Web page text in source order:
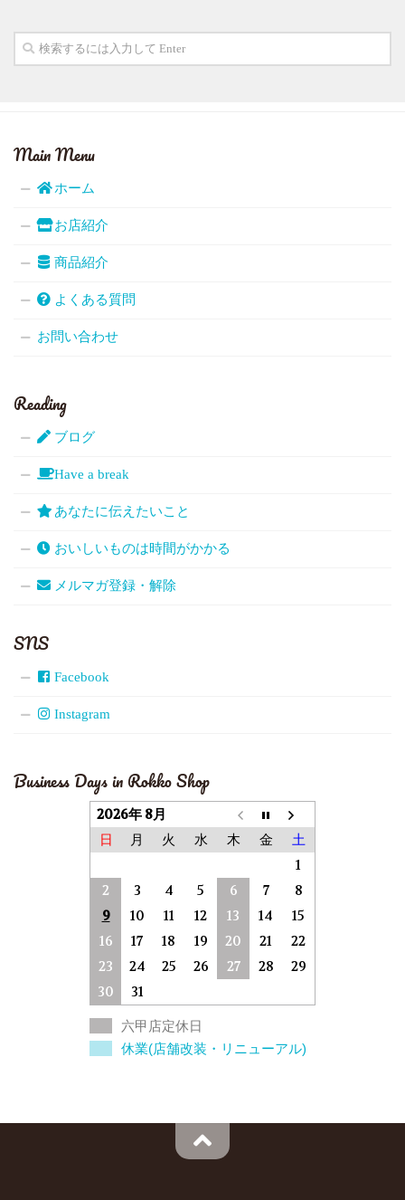
Main Menu
ホーム
お店紹介
商品紹介
よくある質問
お問い合わせ
Reading
ブログ
Have a break
あなたに伝えたいこと
おいしいものは時間がかかる
メルマガ登録・解除
SNS
Facebook
Instagram
Business Days in Rokko Shop
2026年 8月
日 月 火 水 木 金 土
1
2
3 4 5 6 7
8
9
10 11 12 13 14
15
16
17 18 19 20 21
22
23
24 25 26 27 28
29
30
31
六甲店定休日
休業(店舗改装・リニューアル)